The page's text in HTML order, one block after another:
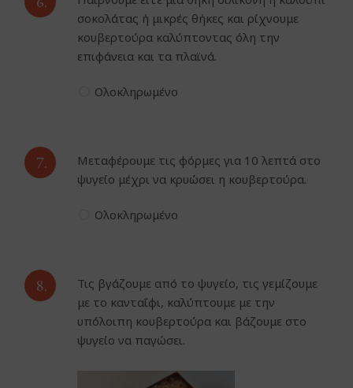
σοκολάτας ή μικρές θήκες και ρίχνουμε
κουβερτούρα καλύπτοντας όλη την
επιφάνεια και τα πλαϊνά.
Ολοκληρωμένο
7.
Μεταφέρουμε τις φόρμες για 10 λεπτά στο
ψυγείο μέχρι να κρυώσει η κουβερτούρα.
Ολοκληρωμένο
8.
Τις βγάζουμε από το ψυγείο, τις γεμίζουμε
με το κανταΐφι, καλύπτουμε με την
υπόλοιπη κουβερτούρα και βάζουμε στο
ψυγείο να παγώσει.